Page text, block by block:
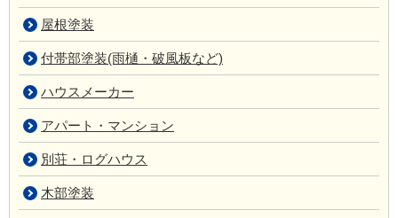
屋根塗装
付帯部塗装(雨樋・破風板など)
ハウスメーカー
アパート・マンション
別荘・ログハウス
木部塗装